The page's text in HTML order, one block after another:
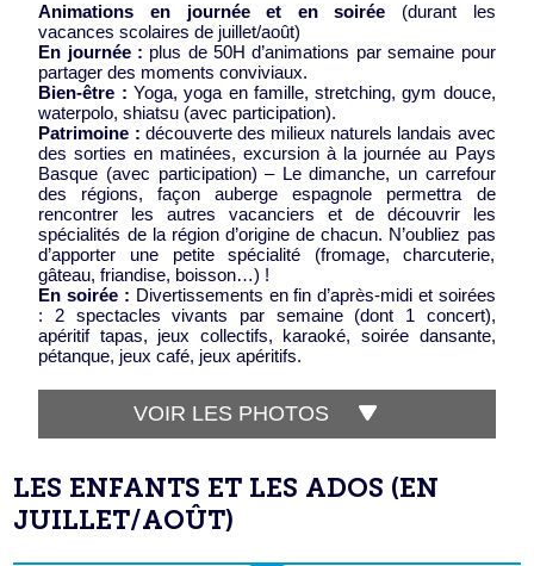
Animations en journée et en soirée (durant les
vacances scolaires de juillet/août)
En journée : plus de 50H d’animations par semaine pour
partager des moments conviviaux.
Bien-être : Yoga, yoga en famille, stretching, gym douce,
waterpolo, shiatsu (avec participation).
Patrimoine : découverte des milieux naturels landais avec
des sorties en matinées, excursion à la journée au Pays
Basque (avec participation) – Le dimanche, un carrefour
des régions, façon auberge espagnole permettra de
rencontrer les autres vacanciers et de découvrir les
spécialités de la région d’origine de chacun. N’oubliez pas
d’apporter une petite spécialité (fromage, charcuterie,
gâteau, friandise, boisson…) !
En soirée : Divertissements en fin d’après-midi et soirées
: 2 spectacles vivants par semaine (dont 1 concert),
apéritif tapas, jeux collectifs, karaoké, soirée dansante,
pétanque, jeux café, jeux apéritifs.
VOIR LES PHOTOS
LES ENFANTS ET LES ADOS (EN
JUILLET/AOÛT)